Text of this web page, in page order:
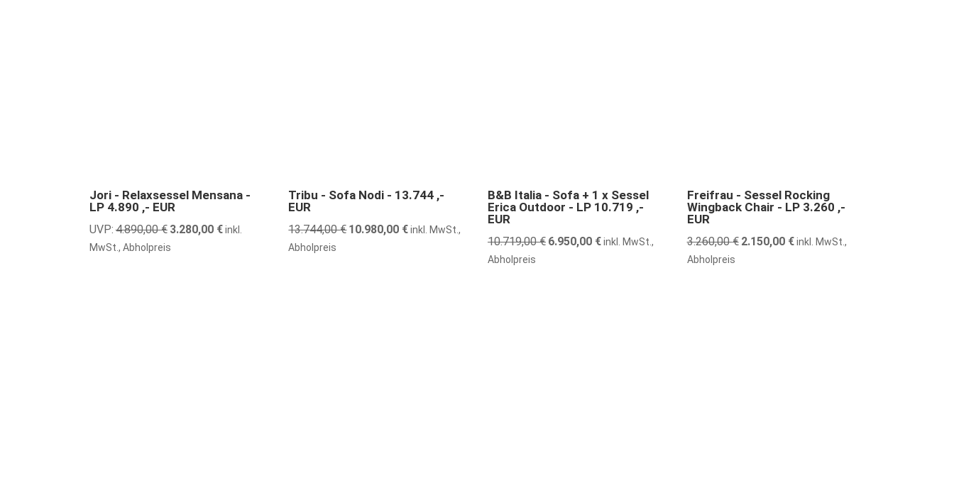
33% günstiger
Jori - Relaxsessel Mensana -
LP 4.890 ,- EUR
UVP:4.890,00€ Ursprünglicher
Preis
3.280,00 €Aktueller
inkl.
MwSt., Abholpreis
20% günstiger
Tribu - Sofa Nodi - 13.744 ,-
EUR
13.744,00€ Ursprünglicher
10.980,00 €Aktueller
inkl. MwSt.,
Abholpreis
35% günstiger
B&B Italia - Sofa + 1 x Sessel
Erica Outdoor - LP 10.719 ,-
EUR
10.719,00€ Ursprünglicher
6.950,00 €Aktueller
inkl. MwSt.,
Abholpreis
34% günstiger
Freifrau - Sessel Rocking
Wingback Chair - LP 3.260 ,-
EUR
3.260,00€ Ursprünglicher
2.150,00 €Aktueller
inkl. MwSt.,
Abholpreis